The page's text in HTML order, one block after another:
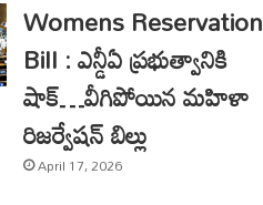
Womens Reservation
Bill : ఎన్డీఏ ప్రభుత్వానికి
షాక్…వీగిపోయిన మహిళా
రిజర్వేషన్ బిల్లు
April 17, 2026